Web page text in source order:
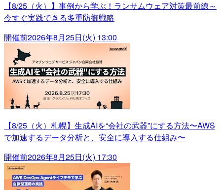
【8/25（火）】事例から学ぶ！ランサムウェア対策最前線～
今すぐ実践できる多重防御戦略
開催前2026年8月25日(火) 13:00
【8/25（火）札幌】生成AIを“会社の武器”にする方法〜AWS
で加速するデータ分析と、安全に導入する仕組み〜
開催前2026年8月25日(火) 17:30